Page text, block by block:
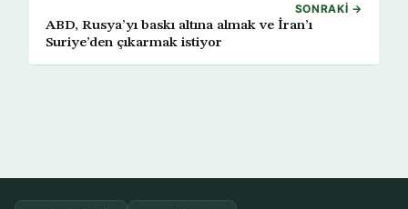
SONRAKI →
ABD, Rusya’yı baskı altına almak ve İran’ı
Suriye’den çıkarmak istiyor